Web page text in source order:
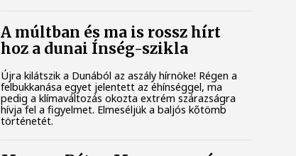
A múltban és ma is rossz hírt
hoz a dunai Ínség-szikla
Újra kilátszik a Dunából az aszály hírnöke! Régen a
felbukkanása egyet jelentett az éhínséggel, ma
pedig a klímaváltozás okozta extrém szárazságra
hívja fel a figyelmet. Elmeséljük a baljós kőtömb
történetét.